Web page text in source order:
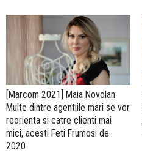
[Marcom 2021] Maia Novolan:
Multe dintre agentiile mari se vor
reorienta si catre clienti mai
mici, acesti Feti Frumosi de
2020